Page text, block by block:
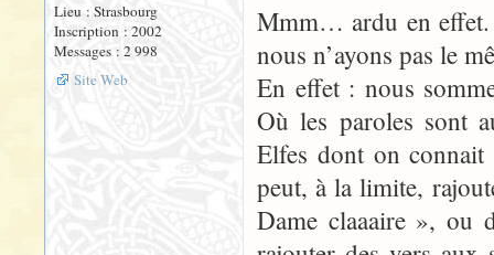
Lieu : Strasbourg
Inscription : 2002
Messages : 2 998
Site Web
Mmm… ardu en effet.
nous n’ayons pas le
En effet : nous
Où les paroles sont
Elfes dont on
peut, à la limite,
Dame claaaire », ou